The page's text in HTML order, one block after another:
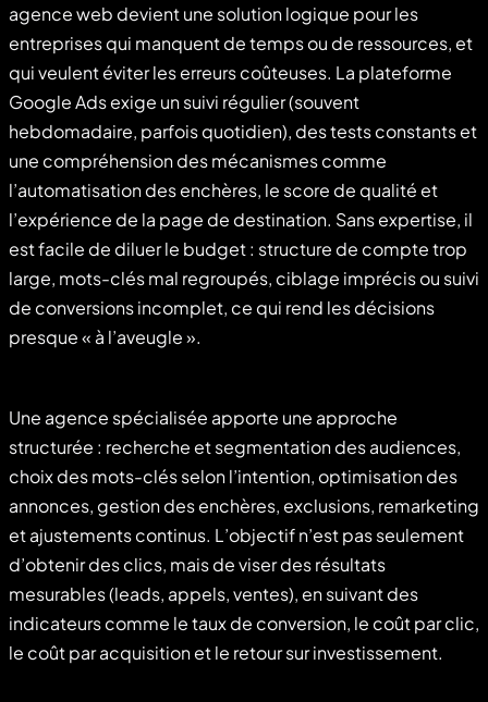
agence web devient une solution logique pour les
entreprises qui manquent de temps ou de ressources, et
qui veulent éviter les erreurs coûteuses. La plateforme
Google Ads exige un suivi régulier (souvent
hebdomadaire, parfois quotidien), des tests constants et
une compréhension des mécanismes comme
l’automatisation des enchères, le score de qualité et
l’expérience de la page de destination. Sans expertise, il
est facile de diluer le budget : structure de compte trop
large, mots-clés mal regroupés, ciblage imprécis ou suivi
de conversions incomplet, ce qui rend les décisions
presque « à l’aveugle ».
Une agence spécialisée apporte une approche
structurée : recherche et segmentation des audiences,
choix des mots-clés selon l’intention, optimisation des
annonces, gestion des enchères, exclusions, remarketing
et ajustements continus. L’objectif n’est pas seulement
d’obtenir des clics, mais de viser des résultats
mesurables (leads, appels, ventes), en suivant des
indicateurs comme le taux de conversion, le coût par clic,
le coût par acquisition et le retour sur investissement.